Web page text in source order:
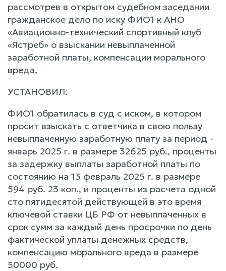
рассмотрев в открытом судебном заседании
гражданское дело по иску ФИО1 к АНО
«Авиационно-технический спортивный клуб
«Ястреб» о взыскании невыплаченной
заработной платы, компенсации морального
вреда,
УСТАНОВИЛ:
ФИО1 обратилась в суд с иском, в котором
просит взыскать с ответчика в свою пользу
невыплаченную заработную плату за период -
январь 2025 г. в размере 32625 руб., проценты
за задержку выплаты заработной платы по
состоянию на 13 февраль 2025 г. в размере
594 руб. 23 коп., и проценты из расчета одной
сто пятидесятой действующей в это время
ключевой ставки ЦБ РФ от невыплаченных в
срок сумм за каждый день просрочки по день
фактической уплаты денежных средств,
компенсацию морального вреда в размере
50000 руб.